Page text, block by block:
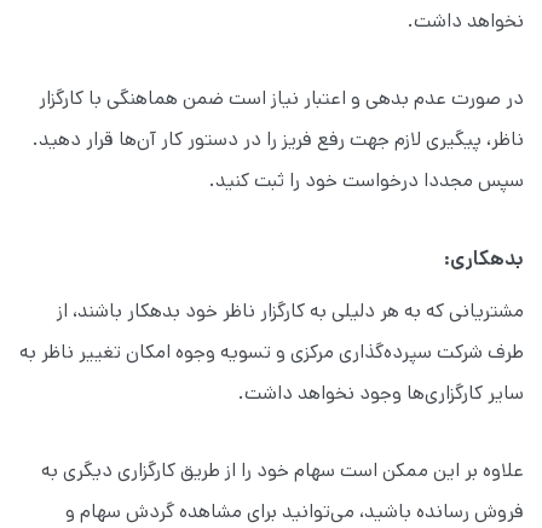
نخواهد داشت.
در صورت عدم بدهی و اعتبار نیاز است ضمن هماهنگی با کارگزار
ناظر، پیگیری لازم جهت رفع فریز را در دستور کار آن‌ها قرار دهید.
سپس مجددا درخواست خود را ثبت کنید.
بدهکاری:
مشتریانی که به هر دلیلی به کارگزار ناظر خود بدهکار باشند، از
طرف شرکت سپرده‌گذاری مرکزی و تسویه وجوه امکان تغییر ناظر به
سایر کارگزاری‌ها وجود نخواهد داشت.
علاوه بر این ممکن است سهام خود را از طریق کارگزاری دیگری به
فروش رسانده‌ باشید، می‌توانید برای مشاهده گردش سهام و